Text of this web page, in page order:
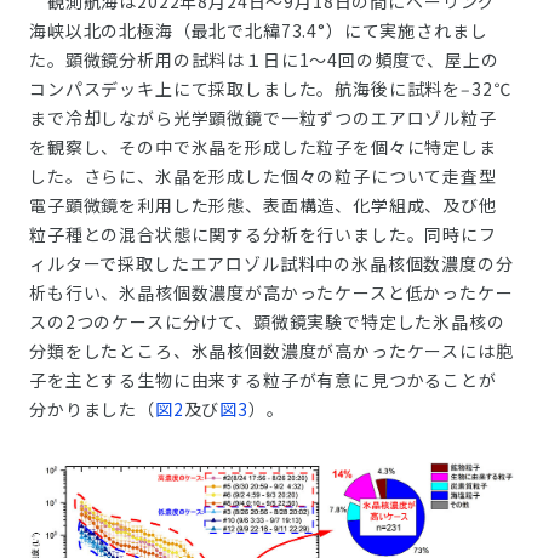
海峡以北の北極海（最北で北緯73.4°）にて実施されまし
た。顕微鏡分析用の試料は１日に1～4回の頻度で、屋上の
コンパスデッキ上にて採取しました。航海後に試料を‒32℃
まで冷却しながら光学顕微鏡で一粒ずつのエアロゾル粒子
を観察し、その中で氷晶を形成した粒子を個々に特定しま
した。さらに、氷晶を形成した個々の粒子について走査型
電子顕微鏡を利用した形態、表面構造、化学組成、及び他
粒子種との混合状態に関する分析を行いました。同時にフ
ィルターで採取したエアロゾル試料中の氷晶核個数濃度の分
析も行い、氷晶核個数濃度が高かったケースと低かったケー
スの2つのケースに分けて、顕微鏡実験で特定した氷晶核の
分類をしたところ、氷晶核個数濃度が高かったケースには胞
子を主とする生物に由来する粒子が有意に見つかることが
分かりました（図2及び図3）。